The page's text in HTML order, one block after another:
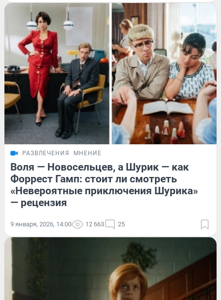
РАЗВЛЕЧЕНИЯ МНЕНИЕ
Воля — Новосельцев, а Шурик — как
Форрест Гамп: стоит ли смотреть
«Невероятные приключения Шурика»
— рецензия
9 января, 2026, 14:00 12 663 25